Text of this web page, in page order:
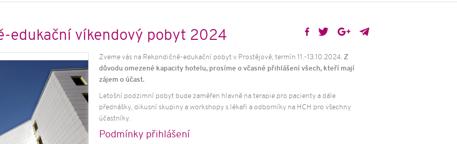
edukační víkendový pobyt 2024
Zveme vás na Rekondičně-edukační pobyt v Prostějově, termín 11.-13.10.2024. Z
důvodu omezené kapacity hotelu, prosíme o včasné přihlášení všech, kteří mají
zájem o účast.
Letošní podzimní pobyt bude zaměřen hlavně na terapie pro pacienty a dále
přednášky, dikusní skupiny a workshopy s lékaři a odborníky na HCH pro všechny
účastníky.
Podmínky přihlášení
pobyt pro
HCH
zdravotních
Půjčovna ZP a poradny
Státní instituce a české
organizace